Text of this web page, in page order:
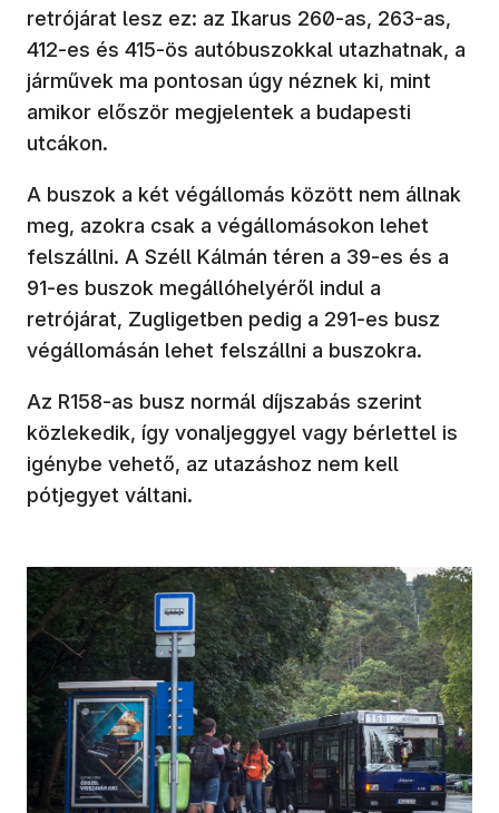
retrójárat lesz ez: az Ikarus 260-as, 263-as,
412-es és 415-ös autóbuszokkal utazhatnak, a
járművek ma pontosan úgy néznek ki, mint
amikor először megjelentek a budapesti
utcákon.
A buszok a két végállomás között nem állnak
meg, azokra csak a végállomásokon lehet
felszállni. A Széll Kálmán téren a 39-es és a
91-es buszok megállóhelyéről indul a
retrójárat, Zugligetben pedig a 291-es busz
végállomásán lehet felszállni a buszokra.
Az R158-as busz normál díjszabás szerint
közlekedik, így vonaljeggyel vagy bérlettel is
igénybe vehető, az utazáshoz nem kell
pótjegyet váltani.